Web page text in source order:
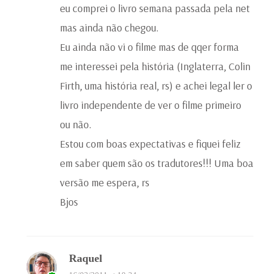
eu comprei o livro semana passada pela net
mas ainda não chegou.
Eu ainda não vi o filme mas de qqer forma
me interessei pela história (Inglaterra, Colin
Firth, uma história real, rs) e achei legal ler o
livro independente de ver o filme primeiro
ou não.
Estou com boas expectativas e fiquei feliz
em saber quem são os tradutores!!! Uma boa
versão me espera, rs
Bjos
Raquel